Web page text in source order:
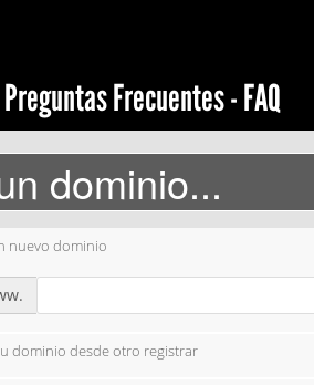
Preguntas Frecuentes - FAQ
dominio...
nuevo dominio
dominio desde otro registrar